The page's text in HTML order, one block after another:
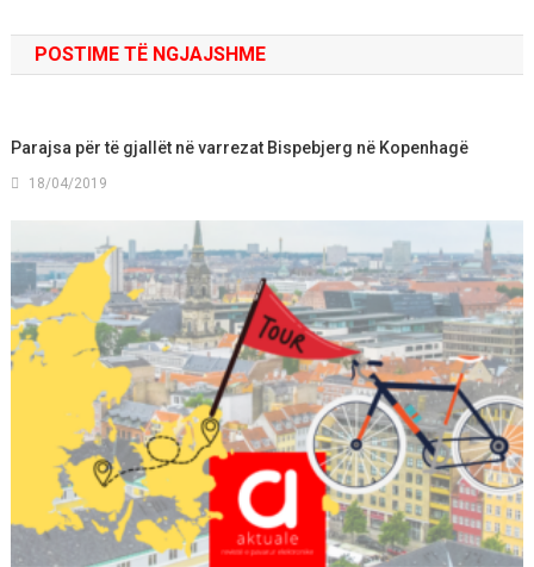
POSTIME TË NGJAJSHME
Parajsa për të gjallët në varrezat Bispebjerg në Kopenhagë
18/04/2019